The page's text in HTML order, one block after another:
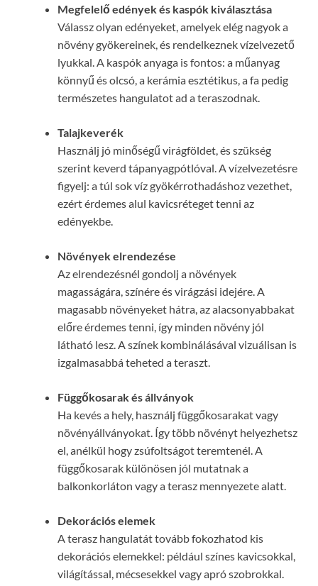
Megfelelő edények és kaspók kiválasztása
Válassz olyan edényeket, amelyek elég nagyok a
növény gyökereinek, és rendelkeznek vízelvezető
lyukkal. A kaspók anyaga is fontos: a műanyag
könnyű és olcsó, a kerámia esztétikus, a fa pedig
természetes hangulatot ad a teraszodnak.
Talajkeverék
Használj jó minőségű virágföldet, és szükség
szerint keverd tápanyagpótlóval. A vízelvezetésre
figyelj: a túl sok víz gyökérrothadáshoz vezethet,
ezért érdemes alul kavicsréteget tenni az
edényekbe.
Növények elrendezése
Az elrendezésnél gondolj a növények
magasságára, színére és virágzási idejére. A
magasabb növényeket hátra, az alacsonyabbakat
előre érdemes tenni, így minden növény jól
látható lesz. A színek kombinálásával vizuálisan is
izgalmasabbá teheted a teraszt.
Függőkosarak és állványok
Ha kevés a hely, használj függőkosarakat vagy
növényállványokat. Így több növényt helyezhetsz
el, anélkül hogy zsúfoltságot teremtenél. A
függőkosarak különösen jól mutatnak a
balkonkorláton vagy a terasz mennyezete alatt.
Dekorációs elemek
A terasz hangulatát tovább fokozhatod kis
dekorációs elemekkel: például színes kavicsokkal,
világítással, mécsesekkel vagy apró szobrokkal.